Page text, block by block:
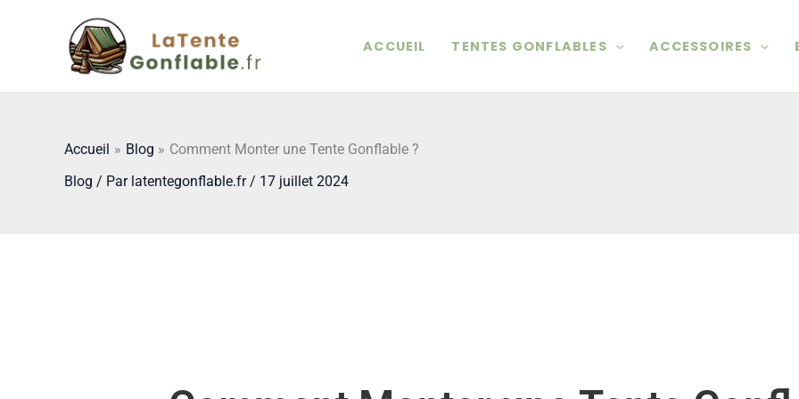
ACCUEIL TENTES GONFLABLES ACCESSOIRES
Accueil Blog
Comment Monter une Tente Gonflable ?
Blog / Par latentegonflable.fr/ 17 juillet 2024